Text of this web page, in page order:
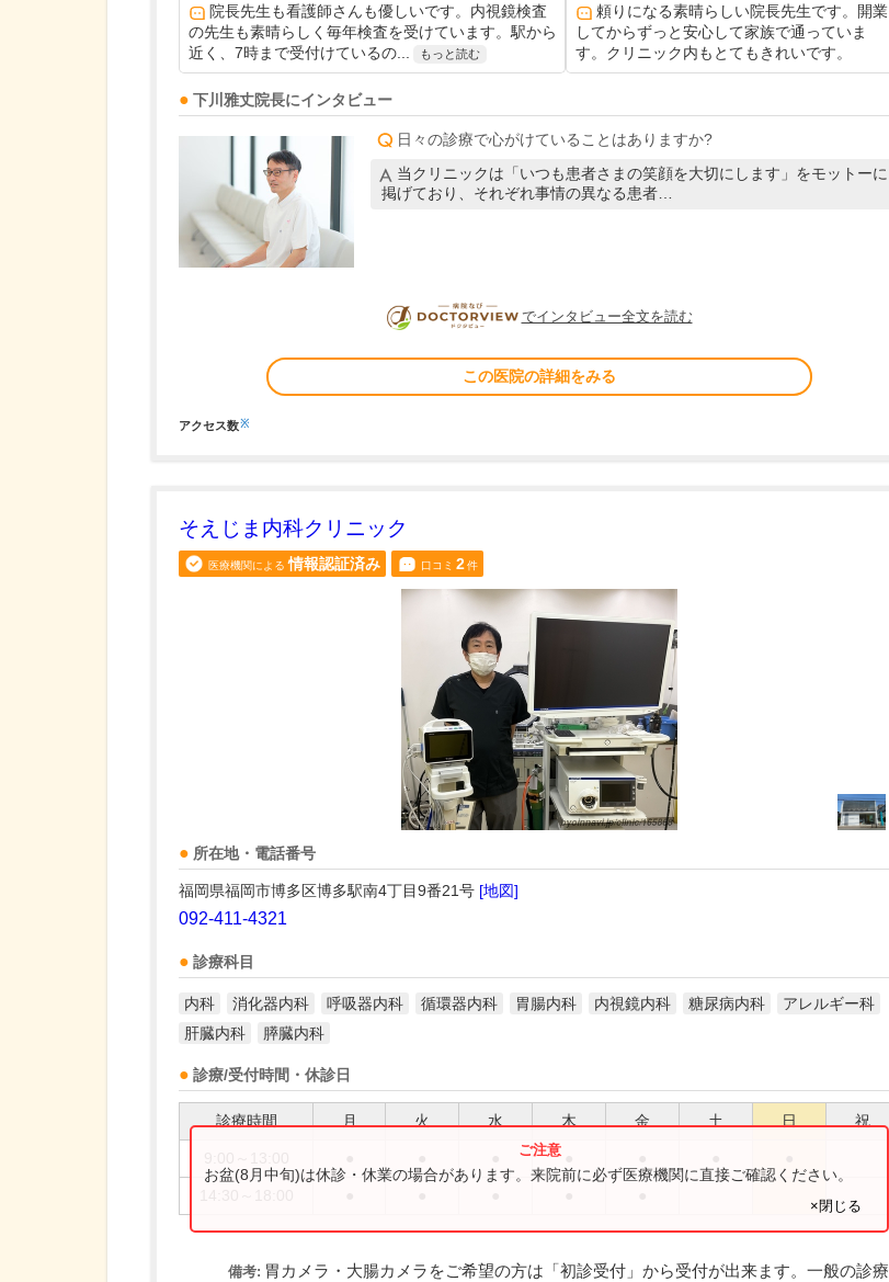
院長先生も看護師さんも優しいです。内視鏡検査
の先生も素晴らしく毎年検査を受けています。駅から
近く、7時まで受付けているの...
もっと読む
頼りになる素晴らしい院長先生です。開業
してからずっと安心して家族で通っていま
す。クリニック内もとてもきれいです。
下川雅丈院長にインタビュー
日々の診療で心がけていることはありますか?
当クリニックは「いつも患者さまの笑顔を大切にします」をモットーに
掲げており、それぞれ事情の異なる患者…
DOCTORVIEW
でインタビュー全文を読む
この医院の詳細をみる
アクセス数※
そえじま内科クリニック
医療機関による 情報認証済み 口コミ 2件
所在地・電話番号
福岡県福岡市博多区博多駅南4丁目9番21号 [地図]
092-411-4321
診療科目
内科 消化器内科 呼吸器内科 循環器内科 胃腸内科 内視鏡内科 糖尿病内科
アレルギー科
肝臓内科
膵臓内科
診療/受付時間・休診日
診療時間 月 火 水 木 金 土 日 祝
お盆(8月中旬)は休診・休業の場合があります。来院前に必ず医療機関に直接ご確認ください。
×閉じる
備考: 胃カメラ・大腸カメラをご希望の方は「初診受付」から受付が出来ます。一般の診療